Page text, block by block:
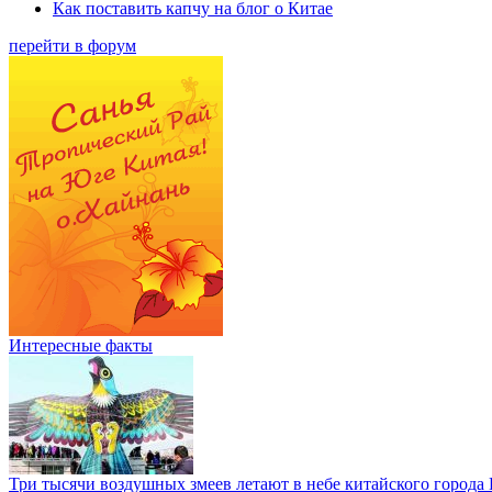
Как поставить капчу на блог о Китае
перейти в форум
Интересные факты
Три тысячи воздушных змеев летают в небе китайского